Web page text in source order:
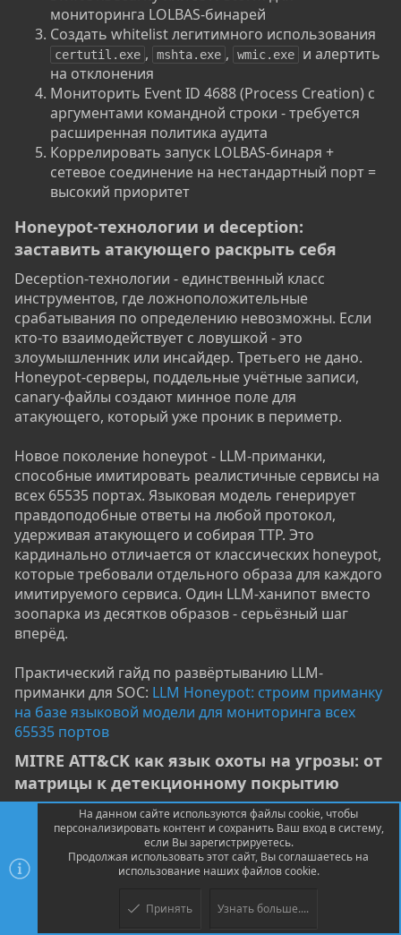
мониторинга LOLBAS-бинарей
Создать whitelist легитимного использования
certutil.exe , mshta.exe , wmic.exe
и алертить
на отклонения
Мониторить Event ID 4688 (Process Creation) с
аргументами командной строки - требуется
расширенная политика аудита
Коррелировать запуск LOLBAS-бинаря +
сетевое соединение на нестандартный порт =
высокий приоритет
Honeypot-технологии и deception:
заставить атакующего раскрыть себя​
Deception-технологии - единственный класс
инструментов, где ложноположительные
срабатывания по определению невозможны. Если
кто-то взаимодействует с ловушкой - это
злоумышленник или инсайдер. Третьего не дано.
Honeypot-серверы, поддельные учётные записи,
canary-файлы создают минное поле для
атакующего, который уже проник в периметр.
Новое поколение honeypot - LLM-приманки,
способные имитировать реалистичные сервисы на
всех 65535 портах. Языковая модель генерирует
правдоподобные ответы на любой протокол,
удерживая атакующего и собирая TTP. Это
кардинально отличается от классических honeypot,
которые требовали отдельного образа для каждого
имитируемого сервиса. Один LLM-ханипот вместо
зоопарка из десятков образов - серьёзный шаг
вперёд.
Практический гайд по развёртыванию LLM-
приманки для SOC: LLM Honeypot: строим приманку
на базе языковой модели для мониторинга всех
65535 портов
MITRE ATT&CK как язык охоты на угрозы: от
матрицы к детекционному покрытию​
MITRE ATT&CK - не академический справочник, а
рабочий инструмент SOC-аналитика. Каждая
техника в матрице - конкретный детекционный
кейс: какой источник данных нужен, какой паттерн
SOC измеряется не количеством алертов, а
процентом покрытия MITRE ATT&CK.
На данном сайте используются файлы cookie, чтобы
персонализировать контент и сохранить Ваш вход в систему,
если Вы зарегистрируетесь.
Продолжая использовать этот сайт, Вы соглашаетесь на
использование наших файлов cookie.
Принять Узнать больше....